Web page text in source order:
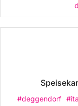
#deggendorf